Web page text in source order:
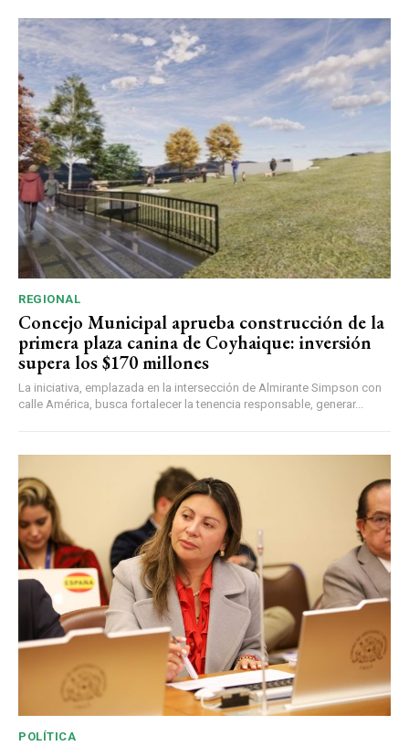
REGIONAL
Concejo Municipal aprueba construcción de la
primera plaza canina de Coyhaique: inversión
supera los $170 millones
La iniciativa, emplazada en la intersección de Almirante Simpson con
calle América, busca fortalecer la tenencia responsable, generar...
POLÍTICA